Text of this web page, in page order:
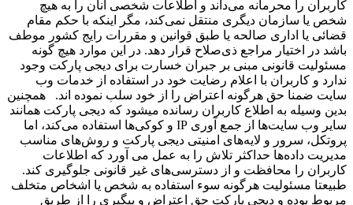
را محرمانه می‌داند و اطلاعات شخصی آنان را به هیچ
یا سازمان دیگری منتقل نمی‌کند، مگر اینکه با حکم مقام
یا اداری صالحه یا طبق قوانین و مقررات رایج کشور موطف
در اختیار مراجع ذی‌صلاح قرار دهد. در این موارد هیچ گونه
قانونی مبنی بر جبران خسارت برای دیجی پارکت وجود
و کاربران با اعلام رضایت خود در استفاده از خدمات وب
ضمنا حق هرگونه اعتراض را از خود سلب نموده اند. همچنین
وسیله به اطلاع کاربران رسانده میشود که دیجی پارکت همانند
سایر وب سایت‌ها از جمع آوری IP و کوکی‌ها استفاده می‌کند، اما
سرور و لایه‌های امنیتی دیجی پارکت و روش‌های مناسب
داده‌ها حداکثر تلاش را به عمل می آورد که اطلاعات
را محافظت و از دسترسی‌های غیر قانونی جلوگیری کند.
مسئولیت هرگونه سوء استفاده به شخص یا اشخاص متخلف
بوده و دیجی پارکت حق اعتراض و پیگیری را از طریق